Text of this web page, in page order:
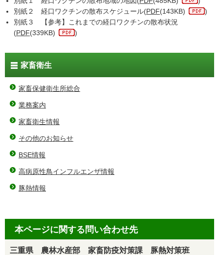
別紙２ 経口ワクチンの散布スケジュール(PDF(143KB)
)
別紙３ 【参考】これまでの経口ワクチンの散布状況
(PDF(339KB) )
家畜衛生
家畜保健衛生所総合
業務案内
家畜衛生情報
その他のお知らせ
BSE情報
高病原性鳥インフルエンザ情報
豚熱情報
本ページに関する問い合わせ先
三重県 農林水産部 家畜防疫対策課 豚熱対策班